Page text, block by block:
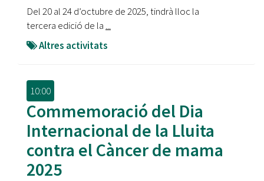
Del 20 al 24 d’octubre de 2025, tindrà lloc la
tercera edició de la ...
Altres activitats
10:00
Commemoració del Dia
Internacional de la Lluita
contra el Càncer de mama
2025